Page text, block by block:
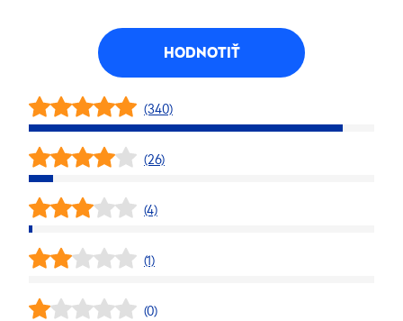
HODNOTIŤ
(340)
(26)
(4)
(1)
(0)